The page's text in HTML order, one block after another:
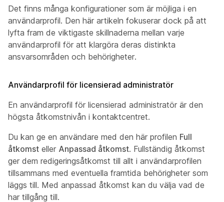
Det finns många konfigurationer som är möjliga i en
användarprofil. Den här artikeln fokuserar dock på att
lyfta fram de viktigaste skillnaderna mellan varje
användarprofil för att klargöra deras distinkta
ansvarsområden och behörigheter.
Användarprofil för licensierad administratör
En användarprofil för licensierad administratör är den
högsta åtkomstnivån i kontaktcentret.
Du kan ge en användare med den här profilen Full
åtkomst eller Anpassad åtkomst. Fullständig åtkomst
ger dem redigeringsåtkomst till allt i användarprofilen
tillsammans med eventuella framtida behörigheter som
läggs till. Med anpassad åtkomst kan du välja vad de
har tillgång till.